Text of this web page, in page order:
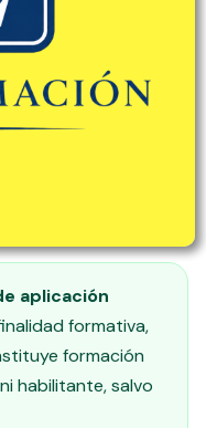
aplicación
formativa,
formación
habilitante, salvo